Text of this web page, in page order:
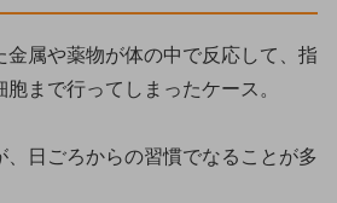
金属や薬物が体の中で反応して、指
まで行ってしまったケース。
、日ごろからの習慣でなることが多